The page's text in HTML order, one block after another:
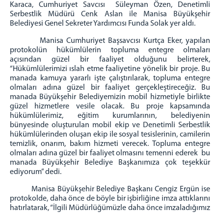
Hakimler
Faaliyet Raporları
BİLGİ İŞLEM Ş.
Bilgi İşlem Şefliği
UYAP Açılış Linkleri
Giriş UYAP
Portal UYAP
Intranet UYAP
VPN Kullanma Talimatı
Kurumsal E-Posta
Kısayol ve Otomatik Metin İşlemleri
ŞİFRE İŞLEMLERİ
Portal Şifresi Alma (UYAP Şifresi)
Bilgisayar Açılış Şifresi Alma
Karaca, Cumhuriyet Savcısı Süleyman Özen, Denetimli
Serbestlik Müdürü Cenk Aslan ile Manisa Büyükşehir
Belediyesi Genel Sekreter Yardımcısı Funda Solak yer aldı.
Manisa Cumhuriyet Başsavcısı Kurtça Eker, yapılan
protokolün hükümlülerin topluma entegre olmaları
açısından güzel bir faaliyet olduğunu belirterek,
“Hükümlülerimizi ıslah etme faaliyetine yönelik bir proje. Bu
manada kamuya yararlı işte çalıştırılarak, topluma entegre
olmaları adına güzel bir faaliyet gerçekleştireceğiz. Bu
manada Büyükşehir Belediyemizin mobil hizmetiyle birlikte
güzel hizmetlere vesile olacak. Bu proje kapsamında
hükümlülerimiz, eğitim kurumlarının, belediyenin
bünyesinde oluşturulan mobil ekip ve Denetimli Serbestlik
hükümlülerinden oluşan ekip ile sosyal tesislerinin, camilerin
temizlik, onarım, bakım hizmeti verecek. Topluma entegre
olmaları adına güzel bir faaliyet olmasını temenni ederek bu
manada Büyükşehir Belediye Başkanımıza çok teşekkür
ediyorum” dedi.
Manisa Büyükşehir Belediye Başkanı Cengiz Ergün ise
protokolde, daha önce de böyle bir işbirliğine imza attıklarını
hatırlatarak, “İlgili Müdürlüğümüzle daha önce imzaladığımız